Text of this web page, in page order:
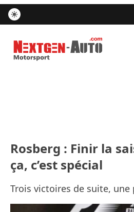
Nextgen-Auto.com
Rosberg : Finir la
ça, c’est spécial
Trois victoires de suite,